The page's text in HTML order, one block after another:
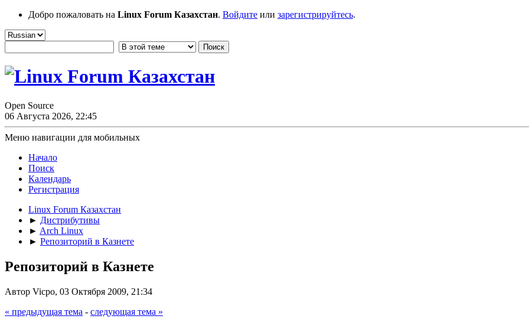
Добро пожаловать на Linux Forum Казахстан. Войдите или зарегистрируйтесь.
Open Source
06 Августа 2026, 22:45
Меню навигации для мобильных
Начало
Поиск
Календарь
Регистрация
Linux Forum Казахстан
► Дистрибутивы
► Arch Linux
► Репозиторий в Казнете
Репозиторий в Казнете
Автор Vicpo, 03 Октября 2009, 21:34
« предыдущая тема - следующая тема »